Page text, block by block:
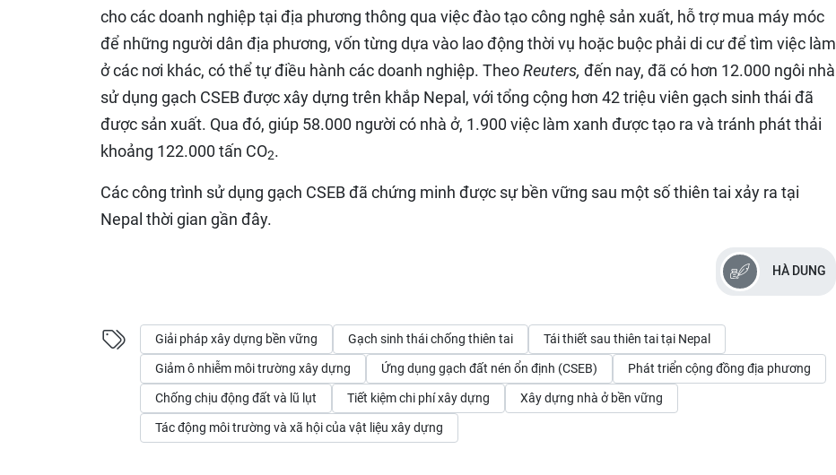
cho các doanh nghiệp tại địa phương thông qua việc đào tạo công nghệ sản xuất, hỗ trợ mua máy móc
để những người dân địa phương, vốn từng dựa vào lao động thời vụ hoặc buộc phải di cư để tìm việc làm
ở các nơi khác, có thể tự điều hành các doanh nghiệp. TheoReuters, đến nay, đã có hơn 12.000 ngôi nhà
sử dụng gạch CSEB được xây dựng trên khắp Nepal, với tổng cộng hơn 42 triệu viên gạch sinh thái đã
được sản xuất. Qua đó, giúp 58.000 người có nhà ở, 1.900 việc làm xanh được tạo ra và tránh phát thải
khoảng 122.000 tấn CO2.
Các công trình sử dụng gạch CSEB đã chứng minh được sự bền vững sau một số thiên tai xảy ra tại
Nepal thời gian gần đây.
HÀ DUNG
Giải pháp xây dựng bền vững Gạch sinh thái chống thiên tai Tái thiết sau thiên tai tại Nepal
Giảm ô nhiễm môi trường xây dựng Ứng dụng gạch đất nén ổn định (CSEB) Phát triển cộng đồng địa phương
Chống chịu động đất và lũ lụt Tiết kiệm chi phí xây dựng Xây dựng nhà ở bền vững
Tác động môi trường và xã hội của vật liệu xây dựng